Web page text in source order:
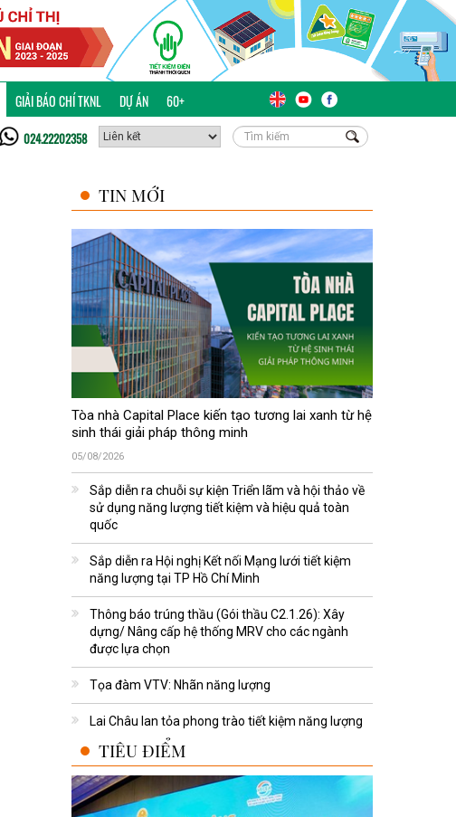
GIẢI BÁO CHÍ TKNL DỰ ÁN 60+
024.22202358
TIN MỚI
Tòa nhà Capital Place kiến tạo tương lai xanh từ hệ
sinh thái giải pháp thông minh
05/08/2026
Sắp diễn ra chuỗi sự kiện Triển lãm và hội thảo về
sử dụng năng lượng tiết kiệm và hiệu quả toàn
quốc
Sắp diễn ra Hội nghị Kết nối Mạng lưới tiết kiệm
năng lượng tại TP Hồ Chí Minh
Thông báo trúng thầu (Gói thầu C2.1.26): Xây
dựng/ Nâng cấp hệ thống MRV cho các ngành
được lựa chọn
Tọa đàm VTV: Nhãn năng lượng
Lai Châu lan tỏa phong trào tiết kiệm năng lượng
TIÊU ĐIỂM